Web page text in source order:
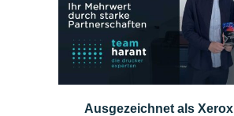
Ausgezeichnet als